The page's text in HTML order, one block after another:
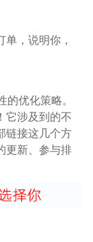
，说明你，
优化策略。
它涉及到的不
链接这几个方
更新、参与排